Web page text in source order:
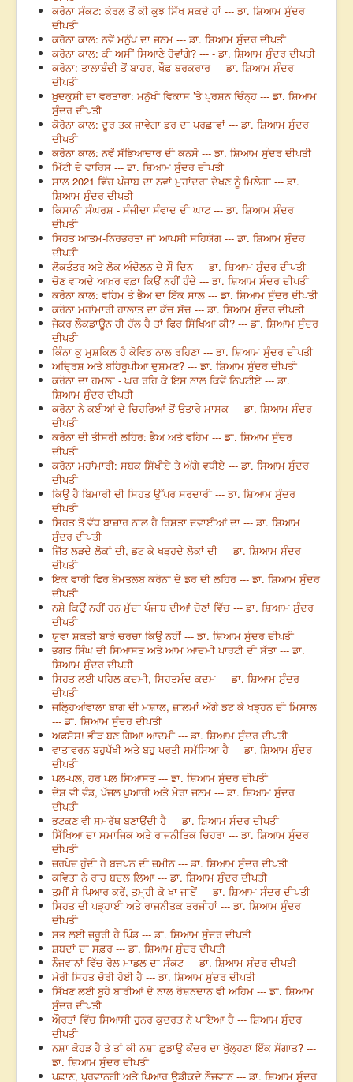
ਕਰੋਨਾ ਸੰਕਟ: ਕੇਰਲ ਤੋਂ ਕੀ ਕੁਝ ਸਿੱਖ ਸਕਦੇ ਹਾਂ --- ਡਾ. ਸ਼ਿਆਮ ਸੁੰਦਰ
ਦੀਪਤੀ
ਕਰੋਨਾ ਕਾਲ: ਨਵੇਂ ਮਨੁੱਖ ਦਾ ਜਨਮ --- ਡਾ. ਸ਼ਿਆਮ ਸੁੰਦਰ ਦੀਪਤੀ
ਕਰੋਨਾ ਕਾਲ: ਕੀ ਅਸੀਂ ਸਿਆਣੇ ਹੋਵਾਂਗੇ? --- - ਡਾ. ਸ਼ਿਆਮ ਸੁੰਦਰ ਦੀਪਤੀ
ਕਰੋਨਾ: ਤਾਲਾਬੰਦੀ ਤੋਂ ਬਾਹਰ, ਖੌਫ਼ ਬਰਕਰਾਰ --- ਡਾ. ਸ਼ਿਆਮ ਸੁੰਦਰ
ਦੀਪਤੀ
ਖ਼ੁਦਕੁਸ਼ੀ ਦਾ ਵਰਤਾਰਾ: ਮਨੁੱਖੀ ਵਿਕਾਸ ’ਤੇ ਪ੍ਰਸ਼ਨ ਚਿੰਨ੍ਹ --- ਡਾ. ਸ਼ਿਆਮ
ਸੁੰਦਰ ਦੀਪਤੀ
ਕੋਰੋਨਾ ਕਾਲ: ਦੂਰ ਤਕ ਜਾਵੇਗਾ ਡਰ ਦਾ ਪਰਛਾਵਾਂ --- ਡਾ. ਸ਼ਿਆਮ ਸੁੰਦਰ
ਦੀਪਤੀ
ਕਰੋਨਾ ਕਾਲ: ਨਵੇਂ ਸੱਭਿਆਚਾਰ ਦੀ ਕਨਸੋ --- ਡਾ. ਸ਼ਿਆਮ ਸੁੰਦਰ ਦੀਪਤੀ
ਮਿੱਟੀ ਦੇ ਵਾਰਿਸ --- ਡਾ. ਸ਼ਿਆਮ ਸੁੰਦਰ ਦੀਪਤੀ
ਸਾਲ 2021 ਵਿੱਚ ਪੰਜਾਬ ਦਾ ਨਵਾਂ ਮੁਹਾਂਦਰਾ ਦੇਖਣ ਨੂੰ ਮਿਲੇਗਾ --- ਡਾ.
ਸ਼ਿਆਮ ਸੁੰਦਰ ਦੀਪਤੀ
ਕਿਸਾਨੀ ਸੰਘਰਸ਼ - ਸੰਜੀਦਾ ਸੰਵਾਦ ਦੀ ਘਾਟ --- ਡਾ. ਸ਼ਿਆਮ ਸੁੰਦਰ
ਦੀਪਤੀ
ਸਿਹਤ ਆਤਮ-ਨਿਰਭਰਤਾ ਜਾਂ ਆਪਸੀ ਸਹਿਯੋਗ --- ਡਾ. ਸ਼ਿਆਮ ਸੁੰਦਰ
ਦੀਪਤੀ
ਲੋਕਤੰਤਰ ਅਤੇ ਲੋਕ ਅੰਦੋਲਨ ਦੇ ਸੌ ਦਿਨ --- ਡਾ. ਸ਼ਿਆਮ ਸੁੰਦਰ ਦੀਪਤੀ
ਚੋਣ ਵਾਅਦੇ ਆਖ਼ਰ ਵਫ਼ਾ ਕਿਉਂ ਨਹੀਂ ਹੁੰਦੇ --- ਡਾ. ਸ਼ਿਆਮ ਸੁੰਦਰ ਦੀਪਤੀ
ਕਰੋਨਾ ਕਾਲ: ਵਹਿਮ ਤੇ ਭੈਅ ਦਾ ਇੱਕ ਸਾਲ --- ਡਾ. ਸ਼ਿਆਮ ਸੁੰਦਰ ਦੀਪਤੀ
ਕਰੋਨਾ ਮਹਾਂਮਾਰੀ ਹਾਲਾਤ ਦਾ ਕੱਚ ਸੱਚ --- ਡਾ. ਸ਼ਿਆਮ ਸੁੰਦਰ ਦੀਪਤੀ
ਜੇਕਰ ਲੌਕਡਾਊਨ ਹੀ ਹੱਲ ਹੈ ਤਾਂ ਫਿਰ ਸਿੱਖਿਆ ਕੀ? --- ਡਾ. ਸ਼ਿਆਮ ਸੁੰਦਰ
ਦੀਪਤੀ
ਕਿੰਨਾ ਕੁ ਮੁਸ਼ਕਿਲ ਹੈ ਕੋਵਿਡ ਨਾਲ ਰਹਿਣਾ --- ਡਾ. ਸ਼ਿਆਮ ਸੁੰਦਰ ਦੀਪਤੀ
ਅਦ੍ਰਿਸ਼ ਅਤੇ ਬਹਿਰੂਪੀਆ ਦੁਸ਼ਮਣ? --- ਡਾ. ਸ਼ਿਆਮ ਸੁੰਦਰ ਦੀਪਤੀ
ਕਰੋਨਾ ਦਾ ਹਮਲਾ - ਘਰ ਰਹਿ ਕੇ ਇਸ ਨਾਲ ਕਿਵੇਂ ਨਿਪਟੀਏ --- ਡਾ.
ਸ਼ਿਆਮ ਸੁੰਦਰ ਦੀਪਤੀ
ਕਰੋਨਾ ਨੇ ਕਈਆਂ ਦੇ ਚਿਹਰਿਆਂ ਤੋਂ ਉਤਾਰੇ ਮਾਸਕ --- ਡਾ. ਸ਼ਿਆਮ ਸੰਦਰ
ਦੀਪਤੀ
ਕਰੋਨਾ ਦੀ ਤੀਸਰੀ ਲਹਿਰ: ਭੈਅ ਅਤੇ ਵਹਿਮ --- ਡਾ. ਸ਼ਿਆਮ ਸੁੰਦਰ
ਦੀਪਤੀ
ਕਰੋਨਾ ਮਹਾਂਮਾਰੀ: ਸਬਕ ਸਿੱਖੀਏ ਤੇ ਅੱਗੇ ਵਧੀਏ --- ਡਾ. ਸਿਆਮ ਸੁੰਦਰ
ਦੀਪਤੀ
ਕਿਉਂ ਹੈ ਬਿਮਾਰੀ ਦੀ ਸਿਹਤ ਉੱਪਰ ਸਰਦਾਰੀ --- ਡਾ. ਸ਼ਿਆਮ ਸੁੰਦਰ
ਦੀਪਤੀ
ਸਿਹਤ ਤੋਂ ਵੱਧ ਬਾਜ਼ਾਰ ਨਾਲ ਹੈ ਰਿਸ਼ਤਾ ਦਵਾਈਆਂ ਦਾ --- ਡਾ. ਸ਼ਿਆਮ
ਸੁੰਦਰ ਦੀਪਤੀ
ਜਿੱਤ ਲੜਦੇ ਲੋਕਾਂ ਦੀ, ਡਟ ਕੇ ਖੜ੍ਹਦੇ ਲੋਕਾਂ ਦੀ --- ਡਾ. ਸ਼ਿਆਮ ਸੁੰਦਰ
ਦੀਪਤੀ
ਇਕ ਵਾਰੀ ਫਿਰ ਬੇਮਤਲਬ ਕਰੋਨਾ ਦੇ ਡਰ ਦੀ ਲਹਿਰ --- ਡਾ. ਸ਼ਿਆਮ ਸੁੰਦਰ
ਦੀਪਤੀ
ਨਸ਼ੇ ਕਿਉਂ ਨਹੀਂ ਹਨ ਮੁੱਦਾ ਪੰਜਾਬ ਦੀਆਂ ਚੋਣਾਂ ਵਿੱਚ --- ਡਾ. ਸ਼ਿਆਮ ਸੁੰਦਰ
ਦੀਪਤੀ
ਯੁਵਾ ਸ਼ਕਤੀ ਬਾਰੇ ਚਰਚਾ ਕਿਉਂ ਨਹੀਂ --- ਡਾ. ਸ਼ਿਆਮ ਸੁੰਦਰ ਦੀਪਤੀ
ਭਗਤ ਸਿੰਘ ਦੀ ਸਿਆਸਤ ਅਤੇ ਆਮ ਆਦਮੀ ਪਾਰਟੀ ਦੀ ਸੱਤਾ --- ਡਾ.
ਸ਼ਿਆਮ ਸੁੰਦਰ ਦੀਪਤੀ
ਸਿਹਤ ਲਈ ਪਹਿਲ ਕਦਮੀ, ਸਿਹਤਮੰਦ ਕਦਮ --- ਡਾ. ਸ਼ਿਆਮ ਸੁੰਦਰ
ਦੀਪਤੀ
ਜਲ੍ਹਿਆਂਵਾਲਾ ਬਾਗ ਦੀ ਮਸ਼ਾਲ, ਜ਼ਾਲਮਾਂ ਅੱਗੇ ਡਟ ਕੇ ਖੜ੍ਹਨ ਦੀ ਮਿਸਾਲ
--- ਡਾ. ਸ਼ਿਆਮ ਸੁੰਦਰ ਦੀਪਤੀ
ਅਫਸੋਸ! ਭੀੜ ਬਣ ਗਿਆ ਆਦਮੀ --- ਡਾ. ਸ਼ਿਆਮ ਸੁੰਦਰ ਦੀਪਤੀ
ਵਾਤਾਵਰਨ ਬਹੁਪੱਖੀ ਅਤੇ ਬਹੁ ਪਰਤੀ ਸਮੱਸਿਆ ਹੈ --- ਡਾ. ਸ਼ਿਆਮ ਸੁੰਦਰ
ਦੀਪਤੀ
ਪਲ-ਪਲ, ਹਰ ਪਲ ਸਿਆਸਤ --- ਡਾ. ਸ਼ਿਆਮ ਸੁੰਦਰ ਦੀਪਤੀ
ਦੇਸ਼ ਵੀ ਵੰਡ, ਖੱਜਲ ਖੁਆਰੀ ਅਤੇ ਮੇਰਾ ਜਨਮ --- ਡਾ. ਸ਼ਿਆਮ ਸੁੰਦਰ
ਦੀਪਤੀ
ਭਟਕਣ ਵੀ ਸਮਰੱਥ ਬਣਾਉਂਦੀ ਹੈ --- ਡਾ. ਸ਼ਿਆਮ ਸੁੰਦਰ ਦੀਪਤੀ
ਸਿੱਖਿਆ ਦਾ ਸਮਾਜਿਕ ਅਤੇ ਰਾਜਨੀਤਿਕ ਚਿਹਰਾ --- ਡਾ. ਸ਼ਿਆਮ ਸੁੰਦਰ
ਦੀਪਤੀ
ਜ਼ਰਖੇਜ਼ ਹੁੰਦੀ ਹੈ ਬਚਪਨ ਦੀ ਜ਼ਮੀਨ --- ਡਾ. ਸ਼ਿਆਮ ਸੁੰਦਰ ਦੀਪਤੀ
ਕਵਿਤਾ ਨੇ ਰਾਹ ਬਦਲ ਲਿਆ --- ਡਾ. ਸ਼ਿਆਮ ਸੁੰਦਰ ਦੀਪਤੀ
ਤੁਮੀਂ ਸੇ ਪਿਆਰ ਕਰੇਂ, ਤੁਮ੍ਹੀ ਕੋ ਖਾ ਜਾਏਂ --- ਡਾ. ਸ਼ਿਆਮ ਸੁੰਦਰ ਦੀਪਤੀ
ਸਿਹਤ ਦੀ ਪੜ੍ਹਾਈ ਅਤੇ ਰਾਜਨੀਤਕ ਤਰਜੀਹਾਂ --- ਡਾ. ਸ਼ਿਆਮ ਸੁੰਦਰ
ਦੀਪਤੀ
ਸਭ ਲਈ ਜ਼ਰੂਰੀ ਹੈ ਪਿੰਡ --- ਡਾ. ਸ਼ਿਆਮ ਸੁੰਦਰ ਦੀਪਤੀ
ਸ਼ਬਦਾਂ ਦਾ ਸਫ਼ਰ --- ਡਾ. ਸ਼ਿਆਮ ਸੁੰਦਰ ਦੀਪਤੀ
ਨੌਜਵਾਨਾਂ ਵਿੱਚ ਰੋਲ ਮਾਡਲ ਦਾ ਸੰਕਟ --- ਡਾ. ਸ਼ਿਆਮ ਸੁੰਦਰ ਦੀਪਤੀ
ਮੇਰੀ ਸਿਹਤ ਚੋਰੀ ਹੋਈ ਹੈ --- ਡਾ. ਸ਼ਿਆਮ ਸੁੰਦਰ ਦੀਪਤੀ
ਸਿੱਖਣ ਲਈ ਬੂਹੇ ਬਾਰੀਆਂ ਦੇ ਨਾਲ ਰੋਸ਼ਨਦਾਨ ਵੀ ਅਹਿਮ --- ਡਾ. ਸ਼ਿਆਮ
ਸੁੰਦਰ ਦੀਪਤੀ
ਔਰਤਾਂ ਵਿੱਚ ਸਿਆਸੀ ਹੁਨਰ ਕੁਦਰਤ ਨੇ ਪਾਇਆ ਹੈ --- ਸ਼ਿਆਮ ਸੁੰਦਰ
ਦੀਪਤੀ
ਨਸ਼ਾ ਕੋਹੜ ਹੈ ਤੇ ਤਾਂ ਕੀ ਨਸ਼ਾ ਛੁਡਾਉ ਕੇਂਦਰ ਦਾ ਖੁੱਲ੍ਹਣਾ ਇੱਕ ਸੌਗਾਤ? ---
ਡਾ. ਸ਼ਿਆਮ ਸੁੰਦਰ ਦੀਪਤੀ
ਪਛਾਣ, ਪ੍ਰਵਾਨਗੀ ਅਤੇ ਪਿਆਰ ਉਡੀਕਦੇ ਨੌਜਵਾਨ --- ਡਾ. ਸ਼ਿਆਮ ਸੁੰਦਰ